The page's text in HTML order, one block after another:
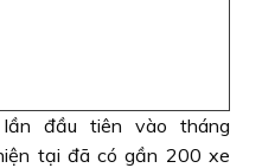
đầu tiên vào tháng
tại đã có gần 200 xe